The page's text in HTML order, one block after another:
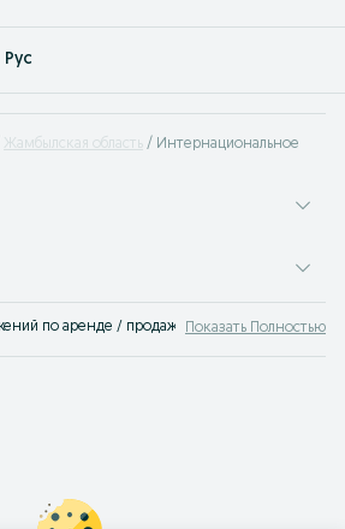
Рус
Жамбылская область Интернациональное
по аренде / продаже недвижимости
Показать Полностью